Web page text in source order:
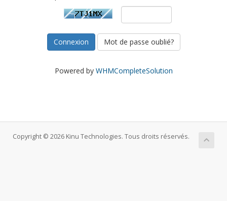
Mot de passe oublié?
Powered by WHMCompleteSolution
Copyright © 2026 Kinu Technologies. Tous droits réservés.